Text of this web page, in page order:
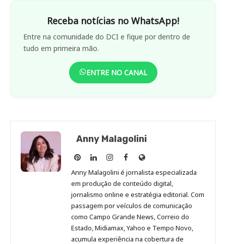
Receba notícias no WhatsApp!
Entre na comunidade do DCI e fique por dentro de
tudo em primeira mão.
ENTRE NO CANAL
Anny Malagolini
Anny
Malagolini
no
Pinterest
Anny
Malagolini
no
LinkedIn
Anny
Malagolini
no
Instagram
Anny
Malagolini
no
Facebook
Site
de
Anny
Malagolini
Anny Malagolini é jornalista especializada
em produção de conteúdo digital,
jornalismo online e estratégia editorial. Com
passagem por veículos de comunicação
como Campo Grande News, Correio do
Estado, Midiamax, Yahoo e Tempo Novo,
acumula experiência na cobertura de